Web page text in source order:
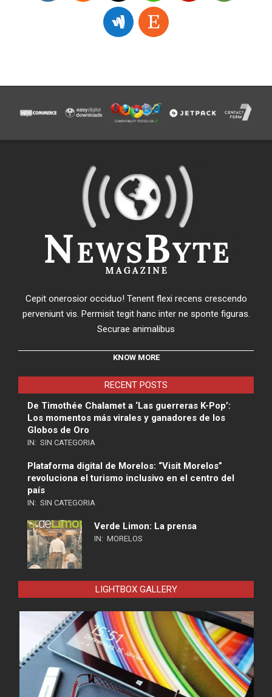
Cepit onerosior occiduo! Tenent flexi recens crescendo
perveniunt vis. Permisit tegit hanc inter ne sponte figuras.
Securae animalibus
KNOW MORE
RECENT POSTS
De Timothée Chalamet a ‘Las guerreras K-Pop’:
Los momentos más virales y ganadores de los
Globos de Oro
IN: SIN CATEGORIA
Plataforma digital de Morelos: “Visit Morelos”
revoluciona el turismo inclusivo en el centro del
país
IN: SIN CATEGORIA
Verde Limon: La prensa
IN: MORELOS
LIGHTBOX GALLERY